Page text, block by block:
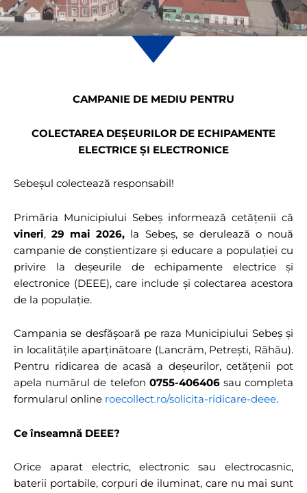
CAMPANIE DE MEDIU PENTRU
COLECTAREA DEȘEURILOR DE ECHIPAMENTE
ELECTRICE ȘI ELECTRONICE
Sebeșul colectează responsabil!
Primăria Municipiului Sebeș informează cetățenii că
vineri, 29 mai 2026, la Sebeș, se derulează o nouă
campanie de conștientizare și educare a populației cu
privire la deșeurile de echipamente electrice și
electronice (DEEE), care include și colectarea acestora
de la populație.
Campania se desfășoară pe raza Municipiului Sebeș și
în localitățile aparținătoare (Lancrăm, Petrești, Răhău).
Pentru ridicarea de acasă a deșeurilor, cetățenii pot
apela numărul de telefon 0755-406406sau completa
formularul online roecollect.ro/solicita-ridicare-deee.
Ce înseamnă DEEE?
Orice aparat electric, electronic sau electrocasnic,
baterii portabile, corpuri de iluminat, care nu mai sunt